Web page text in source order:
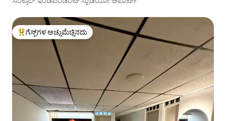
ಗೆಸ್ಟ್‌ಗಳಿಗೆ ಅತಿ ಹೆಚ್ಚು ಅಚ್ಚುಮೆಚ್ಚಿನದು
ಗೆಸ್ಟ್‌ಗಳ ಅಚ್ಚುಮೆಚ್ಚಿನದು